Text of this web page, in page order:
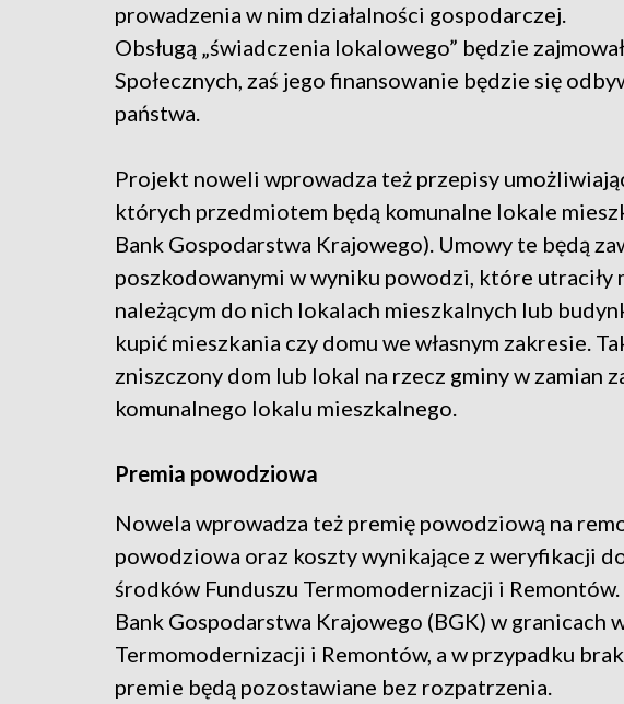
prowadzenia w nim działalności gospodarczej.
Obsługą „świadczenia lokalowego” będzie
Społecznych, zaś jego finansowanie będzie się
państwa.
Projekt noweli wprowadza też przepisy
których przedmiotem będą komunalne lokale
Bank Gospodarstwa Krajowego). Umowy te będą
poszkodowanymi w wyniku powodzi, które utraciły
należącym do nich lokalach mieszkalnych lub
kupić mieszkania czy domu we własnym zakresie.
zniszczony dom lub lokal na rzecz gminy w zamian
komunalnego lokalu mieszkalnego.
Premia powodziowa
Nowela wprowadza też premię powodziową na
powodziowa oraz koszty wynikające z weryfikacji
środków Funduszu Termomodernizacji i
Bank Gospodarstwa Krajowego (BGK) w granicach
Termomodernizacji i Remontów, a w przypadku
premie będą pozostawiane bez rozpatrzenia.